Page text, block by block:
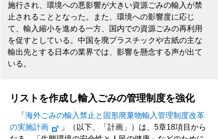
施行され、環境への悪影響が大きい資源ごみの輸入が禁
止されることとなった。また、環境への影響度に応じ
て、輸入縮小を進める一方、国内での資源ごみの再利用
を促すとしている。中国を廃プラスチックや古紙の主な
輸出先とする日本の業界では、影響を懸念する声が出て
いる。
リストを作成し輸入ごみの管理制度を強化
「 海外ごみの輸入禁止と固形廃棄物輸入管理制度改革
の実施計画
」（以下、「計画」）は、5章18項目から